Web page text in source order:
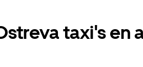
taxi's en